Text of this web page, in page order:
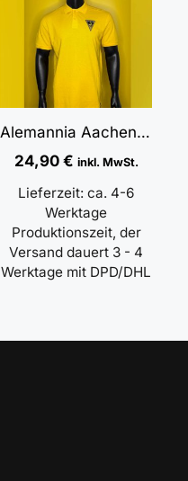
Alemannia Aachen Polo Shirt Gelb
24,90 € inkl. MwSt.
Lieferzeit: ca. 4-6
Werktage
Produktionszeit, der
Versand dauert 3 - 4
Werktage mit DPD/DHL